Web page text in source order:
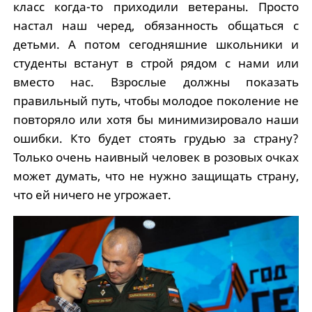
класс когда-то приходили ветераны. Просто
настал наш черед, обязанность общаться с
детьми. А потом сегодняшние школьники и
студенты встанут в строй рядом с нами или
вместо нас. Взрослые должны показать
правильный путь, чтобы молодое поколение не
повторяло или хотя бы минимизировало наши
ошибки. Кто будет стоять грудью за страну?
Только очень наивный человек в розовых очках
может думать, что не нужно защищать страну,
что ей ничего не угрожает.